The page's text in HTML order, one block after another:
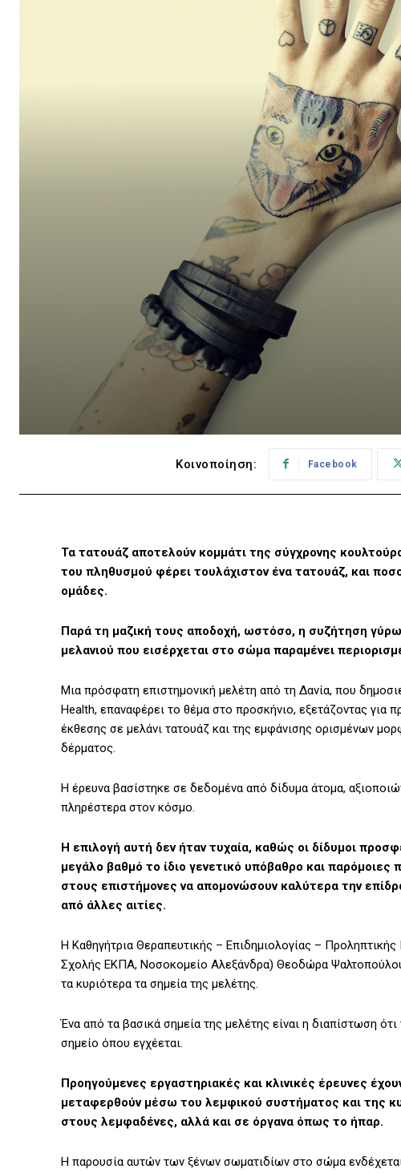
Κοινοποίηση: Facebook
Τα τατουάζ αποτελούν κομμάτι της σύγχρονης
του πληθυσμού φέρει τουλάχιστον ένα τατουάζ, και
ομάδες.
Παρά τη μαζική τους αποδοχή, ωστόσο, η συζήτηση
μελανιού που εισέρχεται στο σώμα παραμένει
Μια πρόσφατη επιστημονική μελέτη από τη Δανία, που
Health, επαναφέρει το θέμα στο προσκήνιο, εξετάζοντας για
έκθεσης σε μελάνι τατουάζ και της εμφάνισης ορισμένων
δέρματος.
Η έρευνα βασίστηκε σε δεδομένα από δίδυμα άτομα,
πληρέστερα στον κόσμο.
Η επιλογή αυτή δεν ήταν τυχαία, καθώς οι δίδυμοι
μεγάλο βαθμό το ίδιο γενετικό υπόβαθρο και
στους επιστήμονες να απομονώσουν καλύτερα την
από άλλες αιτίες.
Η Καθηγήτρια Θεραπευτικής – Επιδημιολογίας – Προληπτικής
Σχολής ΕΚΠΑ, Νοσοκομείο Αλεξάνδρα) Θεοδώρα
τα κυριότερα τα σημεία της μελέτης.
Ένα από τα βασικά σημεία της μελέτης είναι η διαπίστωση
σημείο όπου εγχέεται.
Προηγούμενες εργαστηριακές και κλινικές έρευνες
μεταφερθούν μέσω του λεμφικού συστήματος και της
στους λεμφαδένες, αλλά και σε όργανα όπως το ήπαρ.
Η παρουσία αυτών των ξένων σωματιδίων στο σώμα